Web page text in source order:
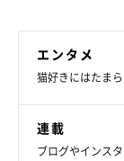
エンタメ
猫好きにはたま
連載
ブログやインス